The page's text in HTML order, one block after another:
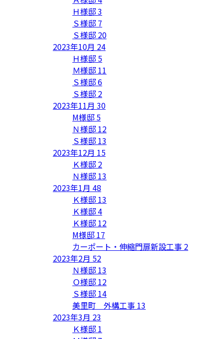
Ｈ様邸3
Ｓ様邸 7
Ｓ様邸 20
2023年10月 24
Ｈ様邸 5
Ｍ様邸 11
Ｓ様邸6
Ｓ様邸 2
2023年11月 30
M様邸 5
Ｎ様邸 12
Ｓ様邸 13
2023年12月 15
Ｋ様邸 2
Ｎ様邸 13
2023年1月 48
Ｋ様邸 13
Ｋ様邸4
Ｋ様邸 12
M様邸 17
カーポート・伸縮門扉新設工事 2
2023年2月 52
Ｎ様邸 13
Ｏ様邸 12
Ｓ様邸 14
美里町 外構工事 13
2023年3月 23
Ｋ様邸 1